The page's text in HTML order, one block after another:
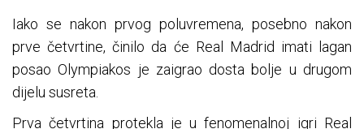
Iako se nakon prvog poluvremena, posebno nakon
prve četvrtine, činilo da će Real Madrid imati lagan
posao Olympiakos je zaigrao dosta bolje u drugom
dijelu susreta.
Prva četvrtina protekla je u fenomenalnoj igri Real